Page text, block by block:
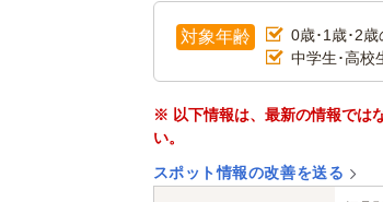
対象年齢 0歳･1歳･2
中学生･高校
※ 以下情報は、最新の情報では
い。
スポット情報の改善を送る